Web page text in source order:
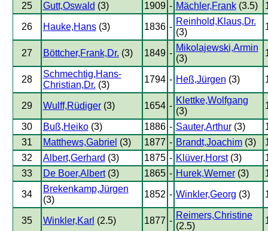
25 Gutt,Oswald (3) 1909 - Mächler,Frank(3.5)
26 Hauke,Hans(3) 1836 -
Reinhold,Klaus,Dr.
(3)
27 Böttcher,Frank,Dr. (3) 1849 -
Mikolajewski,Armin
(3)
28
Schmechtig,Hans-
Christian,Dr. (3)
1794 - Heß,Jürgen (3)
29 Wulff,Rüdiger(3) 1654 -
Klettke,Wolfgang
(3)
30 Buß,Heiko(3) 1886 - Sauter,Arthur(3)
31
Matthews,Gabriel (3) 1877 - Brandt,Joachim(3)
32
Albert,Gerhard (3) 1875 - Klüver,Horst(3)
33
De Boer,Albert(3) 1865 - Hurek,Werner(3)
34
Brekenkamp,Jürgen
(3)
1852 - Winkler,Georg (3)
35 Winkler,Karl (2.5) 1877 -
Reimers,Christine
(2.5)